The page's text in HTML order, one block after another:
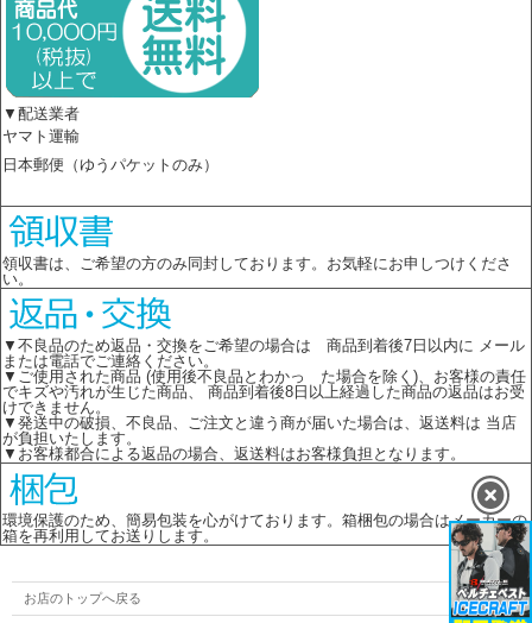
▼配送業者
ヤマト運輸
日本郵便（ゆうパケットのみ）
領収書は、ご希望の方のみ同封しております。お気軽にお申しつけくださ
い。
▼不良品のため返品・交換をご希望の場合は 商品到着後7日以内に メール
または電話でご連絡ください。
▼ご使用された商品 (使用後不良品とわかっ た場合を除く)、お客様の責任
でキズや汚れが生じた商品、 商品到着後8日以上経過した商品の返品はお受
けできません。
▼発送中の破損、不良品、ご注文と違う商が届いた場合は、返送料は 当店
が負担いたします。
▼お客様都合による返品の場合、返送料はお客様負担となります。
環境保護のため、簡易包装を心がけております。箱梱包の場合はメーカーの
箱を再利用してお送りします。
お店のトップへ戻る